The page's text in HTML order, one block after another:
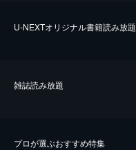
U-NEXTオリジナル書籍読み放題
雑誌読み放題
プロが選ぶおすすめ特集